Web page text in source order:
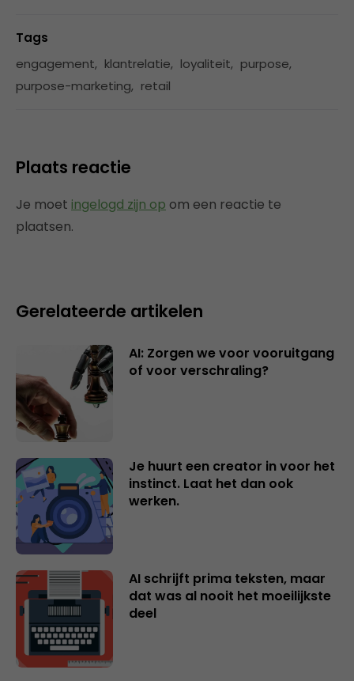
Tags
engagement, klantrelatie, loyaliteit, purpose,
purpose-marketing, retail
Plaats reactie
Je moet ingelogd zijn op om een reactie te
plaatsen.
Gerelateerde artikelen
AI: Zorgen we voor vooruitgang
of voor verschraling?
Je huurt een creator in voor het
instinct. Laat het dan ook
werken.
AI schrijft prima teksten, maar
dat was al nooit het moeilijkste
deel